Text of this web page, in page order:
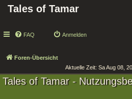
Tales of Tamar
FAQ Anmelden
Foren-Übersicht
Aktuelle Zeit: Sa Aug 08,
Tales of Tamar -